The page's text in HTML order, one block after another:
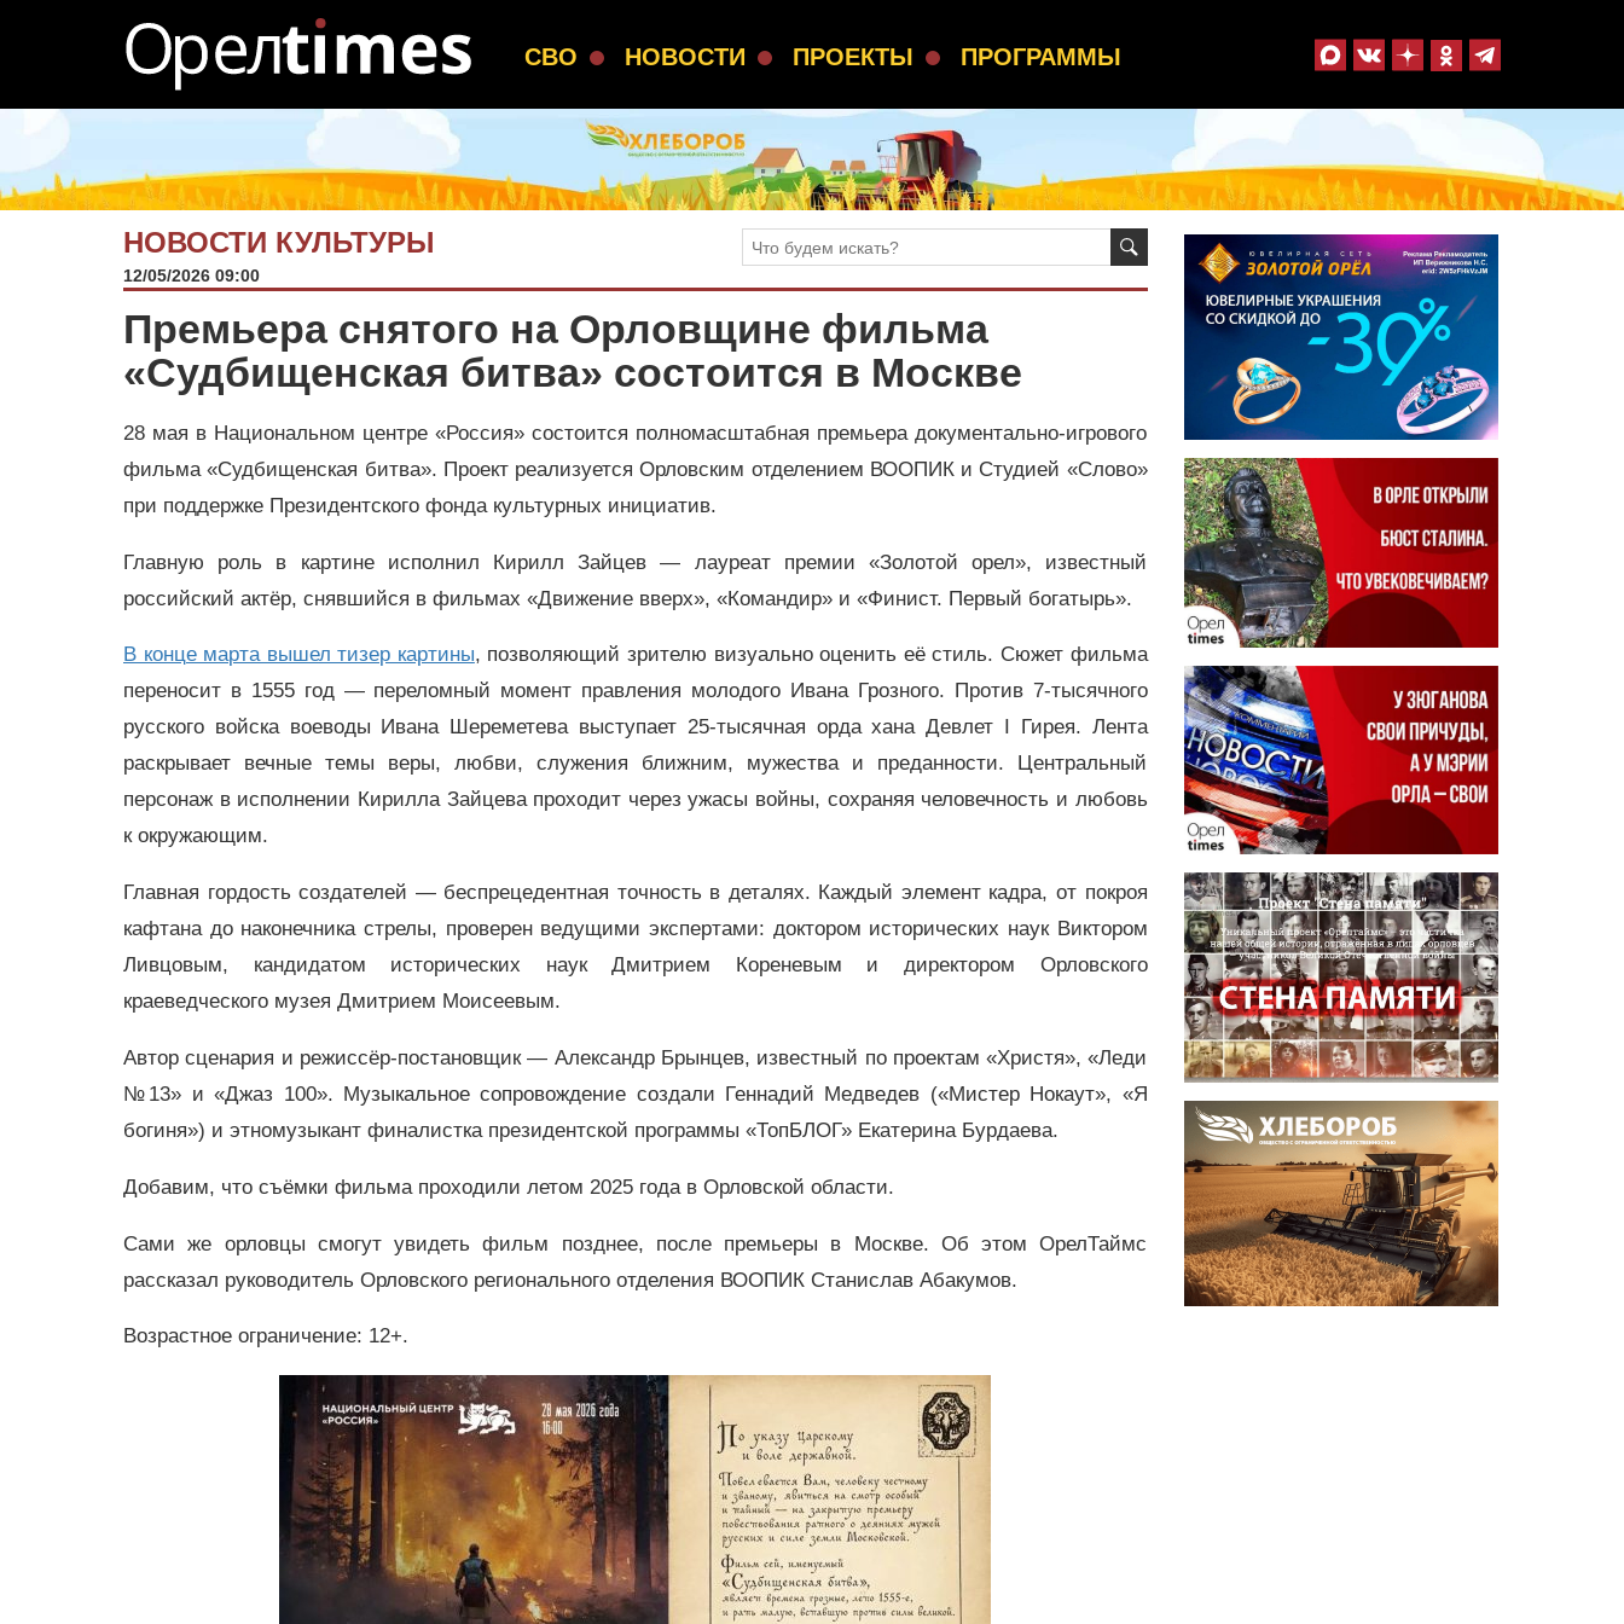
СВО НОВОСТИ ПРОЕКТЫ ПРОГРАММЫ
НОВОСТИ КУЛЬТУРЫ
12/05/2026 09:00
Премьера снятого на Орловщине фильма
«Судбищенская битва» состоится в Москве
28 мая в Национальном центре «Россия» состоится полномасштабная премьера документально-игрового
фильма «Судбищенская битва». Проект реализуется Орловским отделением ВООПИК и Студией «Слово»
при поддержке Президентского фонда культурных инициатив.
Главную роль в картине исполнил Кирилл Зайцев — лауреат премии «Золотой орел», известный
российский актёр, снявшийся в фильмах «Движение вверх», «Командир» и «Финист. Первый богатырь».
В конце марта вышел тизер картины, позволяющий зрителю визуально оценить её стиль. Сюжет фильма
переносит в 1555 год — переломный момент правления молодого Ивана Грозного. Против 7-тысячного
русского войска воеводы Ивана Шереметева выступает 25-тысячная орда хана Девлет I Гирея. Лента
раскрывает вечные темы веры, любви, служения ближним, мужества и преданности. Центральный
персонаж в исполнении Кирилла Зайцева проходит через ужасы войны, сохраняя человечность и любовь
к окружающим.
Главная гордость создателей — беспрецедентная точность в деталях. Каждый элемент кадра, от покроя
кафтана до наконечника стрелы, проверен ведущими экспертами: доктором исторических наук Виктором
Ливцовым, кандидатом исторических наук Дмитрием Кореневым и директором Орловского
краеведческого музея Дмитрием Моисеевым.
Автор сценария и режиссёр-постановщик — Александр Брынцев, известный по проектам «Христя», «Леди
№13» и «Джаз 100». Музыкальное сопровождение создали Геннадий Медведев («Мистер Нокаут», «Я
богиня») и этномузыкант финалистка президентской программы «ТопБЛОГ» Екатерина Бурдаева.
Добавим, что съёмки фильма проходили летом 2025 года в Орловской области.
Сами же орловцы смогут увидеть фильм позднее, после премьеры в Москве. Об этом ОрелТаймс
рассказал руководитель Орловского регионального отделения ВООПИК Станислав Абакумов.
Возрастное ограничение: 12+.